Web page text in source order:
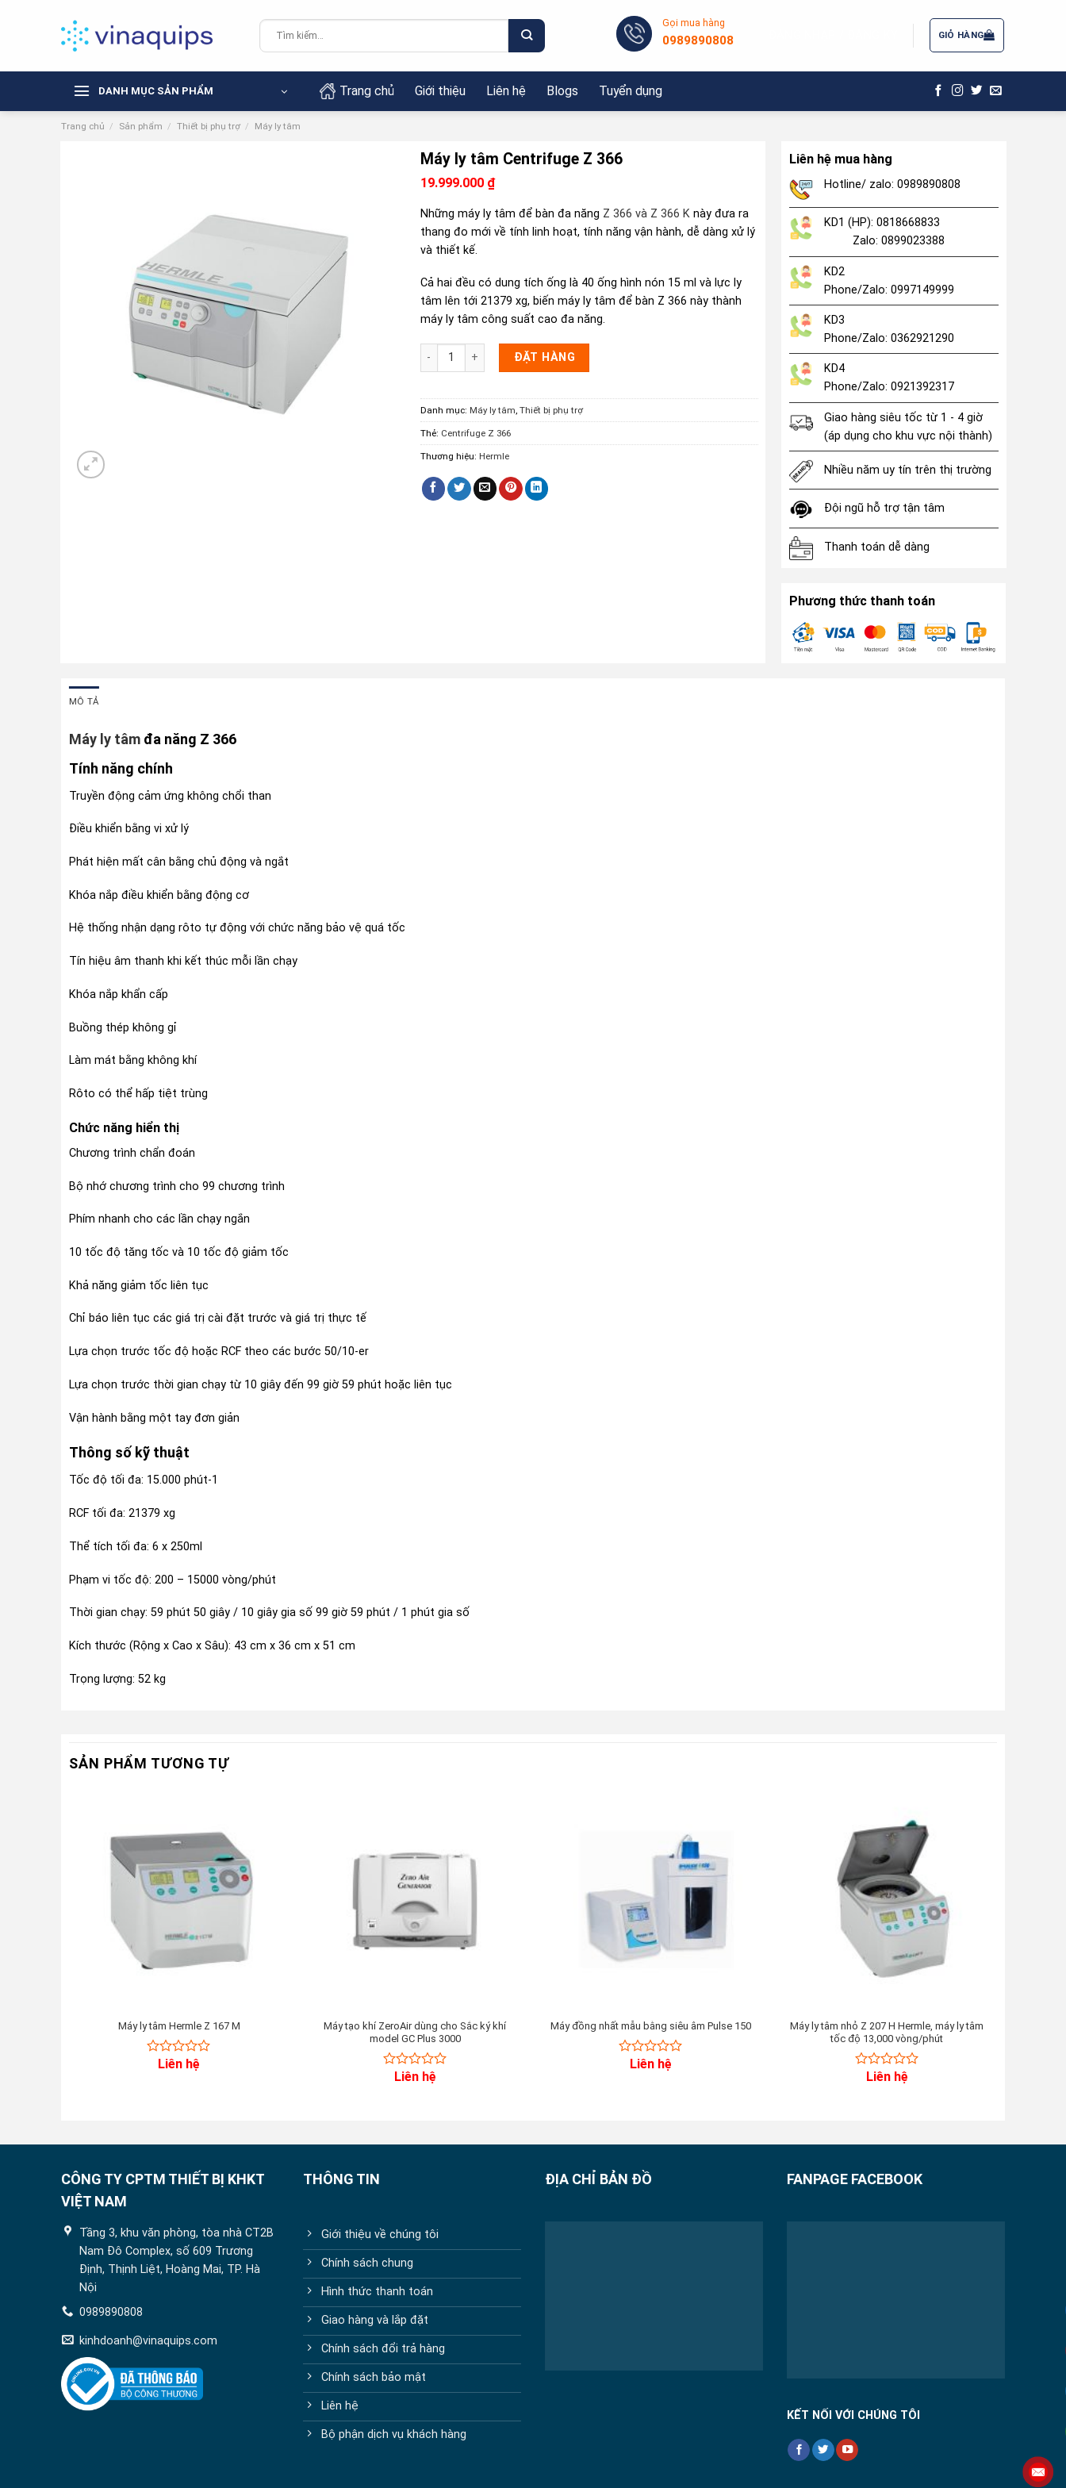
Tìm
kiếm:
Gọi mua hàng
0989890808 GIỎ HÀNG
DANH MỤC SẢN PHẨM Trang chủ Giới thiệu Liên hệ Blogs Tuyển dụng
Trang chủ / Sản phẩm / Thiết bị phụ trợ / Máy ly tâm
Máy ly tâm Centrifuge Z 366
19.999.000 ₫
Những máy ly tâm để bàn đa năng Z 366 và Z 366 K này đưa ra
thang đo mới về tính linh hoạt, tính năng vận hành, dễ dàng xử lý
và thiết kế.
Cả hai đều có dung tích ống là 40 ống hình nón 15 ml và lực ly
tâm lên tới 21379 xg, biến máy ly tâm để bàn Z 366 này thành
máy ly tâm công suất cao đa năng.
Máy ly tâm Centrifuge Z 366 số lượng
ĐẶT HÀNG
Danh mục: Máy ly tâm,Thiết bị phụ trợ
Thẻ: Centrifuge Z 366
Thương hiệu: Hermle
Liên hệ mua hàng
Hotline/ zalo: 0989890808
KD1 (HP): 0818668833
Zalo: 0899023388
KD2
Phone/Zalo: 0997149999
KD3
Phone/Zalo: 0362921290
KD4
Phone/Zalo: 0921392317
Giao hàng siêu tốc từ 1 - 4 giờ
(áp dụng cho khu vực nội thành)
Nhiều năm uy tín trên thị trường
Đội ngũ hỗ trợ tận tâm
Thanh toán dễ dàng
Phương thức thanh toán
MÔ TẢ
Máy ly tâm đa năng Z 366
Tính năng chính
Truyền động cảm ứng không chổi than
Điều khiển bằng vi xử lý
Phát hiện mất cân bằng chủ động và ngắt
Khóa nắp điều khiển bằng động cơ
Hệ thống nhận dạng rôto tự động với chức năng bảo vệ quá tốc
Tín hiệu âm thanh khi kết thúc mỗi lần chạy
Khóa nắp khẩn cấp
Buồng thép không gỉ
Làm mát bằng không khí
Rôto có thể hấp tiệt trùng
Chức năng hiển thị
Chương trình chẩn đoán
Bộ nhớ chương trình cho 99 chương trình
Phím nhanh cho các lần chạy ngắn
10 tốc độ tăng tốc và 10 tốc độ giảm tốc
Khả năng giảm tốc liên tục
Chỉ báo liên tục các giá trị cài đặt trước và giá trị thực tế
Lựa chọn trước tốc độ hoặc RCF theo các bước 50/10-er
Lựa chọn trước thời gian chạy từ 10 giây đến 99 giờ 59 phút hoặc liên tục
Vận hành bằng một tay đơn giản
Thông số kỹ thuật
Tốc độ tối đa: 15.000 phút-1
RCF tối đa: 21379 xg
Thể tích tối đa: 6 x 250ml
Phạm vi tốc độ: 200 – 15000 vòng/phút
Thời gian chạy: 59 phút 50 giây / 10 giây gia số 99 giờ 59 phút / 1 phút gia số
Kích thước (Rộng x Cao x Sâu): 43 cm x 36 cm x 51 cm
Trọng lượng: 52 kg
SẢN PHẨM TƯƠNG TỰ
Máy ly tâm Hermle Z 167 M
Liên hệ
Máy tạo khí ZeroAir dùng cho Sắc ký khí
model GC Plus 3000
Liên hệ
Máy đồng nhất mẫu bằng siêu âm Pulse 150
Liên hệ
Máy ly tâm nhỏ Z 207 H Hermle, máy ly tâm
tốc độ 13,000 vòng/phút
Liên hệ
CÔNG TY CPTM THIẾT BỊ KHKT
VIỆT NAM
Tầng 3, khu văn phòng, tòa nhà CT2B
Nam Đô Complex, số 609 Trương
Định, Thịnh Liệt, Hoàng Mai, TP. Hà
Nội
0989890808
kinhdoanh@vinaquips.com
THÔNG TIN
Giới thiệu về chúng tôi
Chính sách chung
Hình thức thanh toán
Giao hàng và lắp đặt
Chính sách đổi trả hàng
Chính sách bảo mật
Liên hệ
Bộ phận dịch vụ khách hàng
ĐỊA CHỈ BẢN ĐỒ FANPAGE FACEBOOK
KẾT NỐI VỚI CHÚNG TÔI